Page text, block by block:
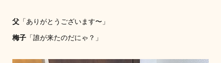
父「ありがとうございます〜」
梅子「誰が来たのだにゃ？」